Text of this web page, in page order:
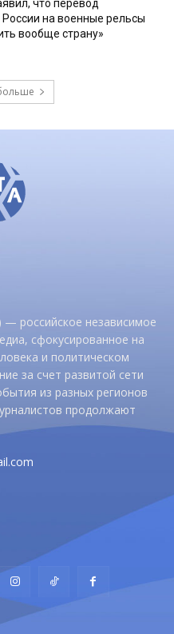
что перевод
на военные рельсы
вообще страну»
— российское независимое
сфокусированное на
и политическом
за счет развитой сети
из разных регионов
продолжают